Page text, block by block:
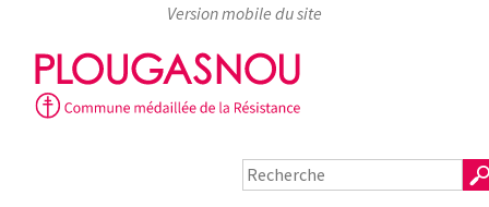
Skip
to
content